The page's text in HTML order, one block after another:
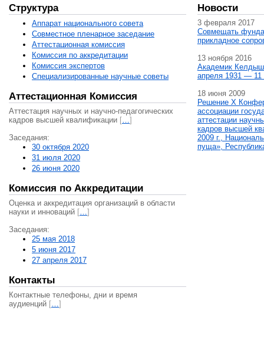
Структура
Аппарат национального совета
Совместное пленарное заседание
Аттестационная комисcия
Комиссия по аккредитации
Комиссия экспертов
Специализированные научные советы
Аттестационная Комиссия
Аттестация научных и научно-педагогических
кадров высшей квалификации […]
Заседания:
30 октября 2020
31 июля 2020
26 июня 2020
Комиссия по Аккредитации
Оценка и аккредитация организаций в области
науки и инноваций […]
Заседания:
25 мая 2018
5 июня 2017
27 апреля 2017
Контакты
Контактные телефоны, дни и время
аудиенций […]
Новости
3 февраля 2017
Совмещать
прикладное
13 ноября 2016
Академик
апреля 1931 — 11
18 июня 2009
Решение X
ассоциации
аттестации
кадров высшей
2009 г.,
пуща»,